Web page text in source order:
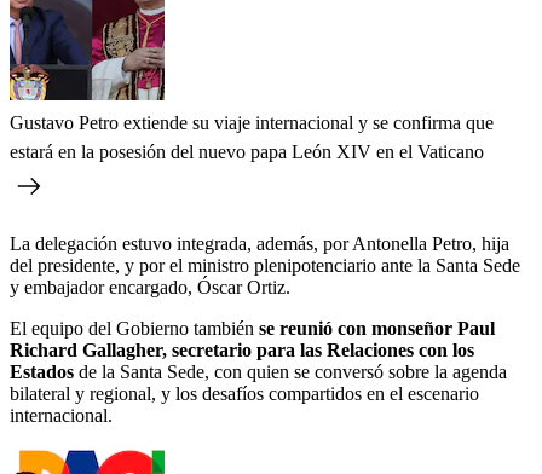
Gustavo Petro extiende su viaje internacional y se confirma que
estará en la posesión del nuevo papa León XIV en el Vaticano
La delegación estuvo integrada, además, por Antonella Petro, hija
del presidente, y por el ministro plenipotenciario ante la Santa Sede
y embajador encargado, Óscar Ortiz.
El equipo del Gobierno también se reunió con monseñor Paul
Richard Gallagher, secretario para las Relaciones con los
Estados de la Santa Sede, con quien se conversó sobre la agenda
bilateral y regional, y los desafíos compartidos en el escenario
internacional.